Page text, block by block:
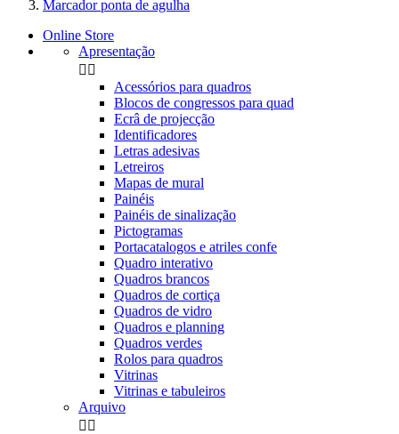
Marcador ponta de agulha
Online Store
Apresentação
 
Acessórios para quadros
Blocos de congressos para quad
Ecrâ de projecção
Identificadores
Letras adesivas
Letreiros
Mapas de mural
Painéis
Painéis de sinalização
Pictogramas
Portacatalogos e atriles confe
Quadro interativo
Quadros brancos
Quadros de cortiça
Quadros de vidro
Quadros e planning
Quadros verdes
Rolos para quadros
Vitrinas
Vitrinas e tabuleiros
Arquivo
 